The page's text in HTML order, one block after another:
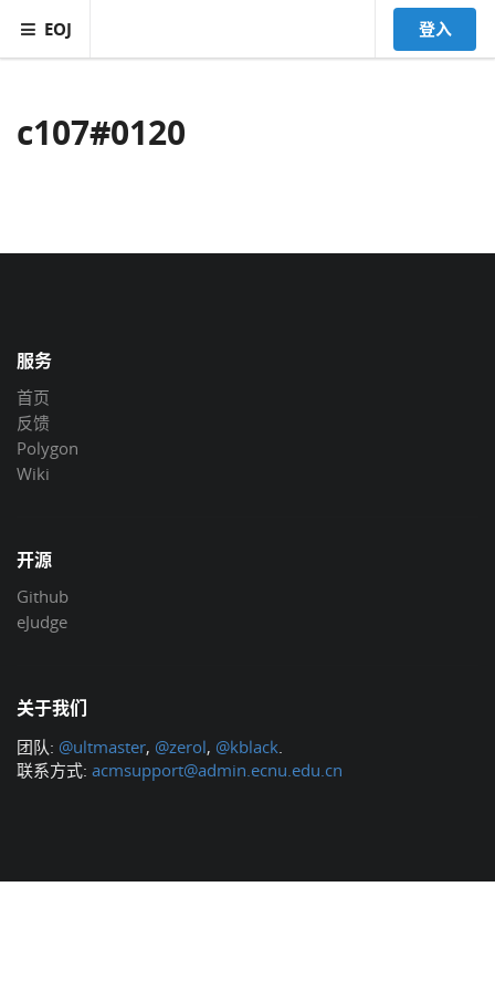
EOJ 登入
c107#0120
服务
首页
反馈
Polygon
Wiki
开源
Github
eJudge
关于我们
团队: @ultmaster, @zerol, @kblack
联系方式: acmsupport@admin.ecnu.edu.cn